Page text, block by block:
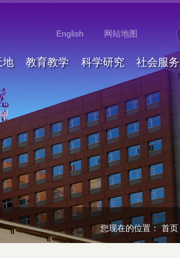
English 网站地图
地 教育教学 科学研究 社会服务
您现在的位置： 首页